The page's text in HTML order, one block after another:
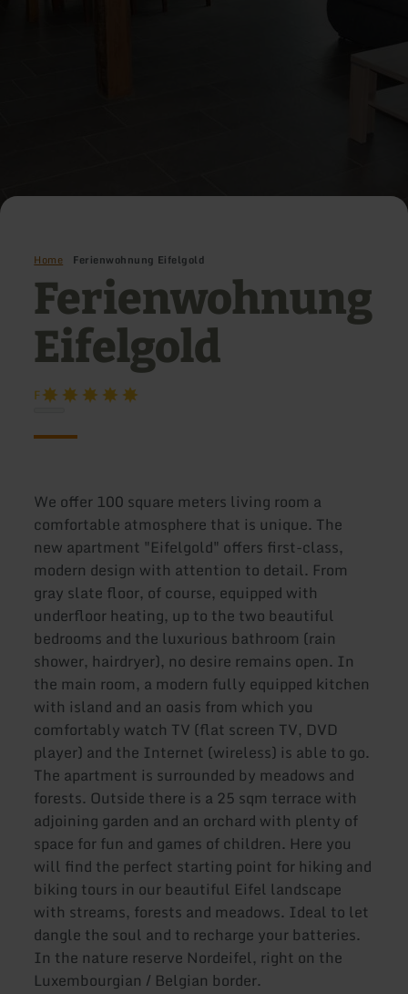
Home Ferienwohnung Eifelgold
Ferienwohnung
Eifelgold
F
We offer 100 square meters living room a
comfortable atmosphere that is unique. The
new apartment "Eifelgold" offers first-class,
modern design with attention to detail. From
gray slate floor, of course, equipped with
underfloor heating, up to the two beautiful
bedrooms and the luxurious bathroom (rain
shower, hairdryer), no desire remains open. In
the main room, a modern fully equipped kitchen
with island and an oasis from which you
comfortably watch TV (flat screen TV, DVD
player) and the Internet (wireless) is able to go.
The apartment is surrounded by meadows and
forests. Outside there is a 25 sqm terrace with
adjoining garden and an orchard with plenty of
space for fun and games of children. Here you
will find the perfect starting point for hiking and
biking tours in our beautiful Eifel landscape
with streams, forests and meadows. Ideal to let
dangle the soul and to recharge your batteries.
In the nature reserve Nordeifel, right on the
Luxembourgian / Belgian border.